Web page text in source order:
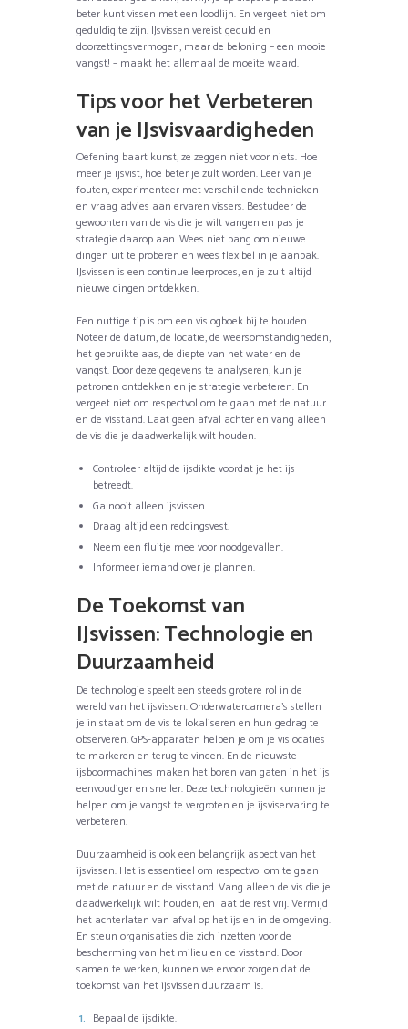
beter kunt vissen met een loodlijn. En vergeet niet om
geduldig te zijn. IJsvissen vereist geduld en
doorzettingsvermogen, maar de beloning – een mooie
vangst! – maakt het allemaal de moeite waard.
Tips voor het Verbeteren
van je IJsvisvaardigheden
Oefening baart kunst, ze zeggen niet voor niets. Hoe
meer je ijsvist, hoe beter je zult worden. Leer van je
fouten, experimenteer met verschillende technieken
en vraag advies aan ervaren vissers. Bestudeer de
gewoonten van de vis die je wilt vangen en pas je
strategie daarop aan. Wees niet bang om nieuwe
dingen uit te proberen en wees flexibel in je aanpak.
IJsvissen is een continue leerproces, en je zult altijd
nieuwe dingen ontdekken.
Een nuttige tip is om een vislogboek bij te houden.
Noteer de datum, de locatie, de weersomstandigheden,
het gebruikte aas, de diepte van het water en de
vangst. Door deze gegevens te analyseren, kun je
patronen ontdekken en je strategie verbeteren. En
vergeet niet om respectvol om te gaan met de natuur
en de visstand. Laat geen afval achter en vang alleen
de vis die je daadwerkelijk wilt houden.
Controleer altijd de ijsdikte voordat je het ijs
betreedt.
Ga nooit alleen ijsvissen.
Draag altijd een reddingsvest.
Neem een fluitje mee voor noodgevallen.
Informeer iemand over je plannen.
De Toekomst van
IJsvissen: Technologie en
Duurzaamheid
De technologie speelt een steeds grotere rol in de
wereld van het ijsvissen. Onderwatercamera’s stellen
je in staat om de vis te lokaliseren en hun gedrag te
observeren. GPS-apparaten helpen je om je vislocaties
te markeren en terug te vinden. En de nieuwste
ijsboormachines maken het boren van gaten in het ijs
eenvoudiger en sneller. Deze technologieën kunnen je
helpen om je vangst te vergroten en je ijsviservaring te
verbeteren.
Duurzaamheid is ook een belangrijk aspect van het
ijsvissen. Het is essentieel om respectvol om te gaan
met de natuur en de visstand. Vang alleen de vis die je
daadwerkelijk wilt houden, en laat de rest vrij. Vermijd
het achterlaten van afval op het ijs en in de omgeving.
En steun organisaties die zich inzetten voor de
bescherming van het milieu en de visstand. Door
samen te werken, kunnen we ervoor zorgen dat de
toekomst van het ijsvissen duurzaam is.
Bepaal de ijsdikte.